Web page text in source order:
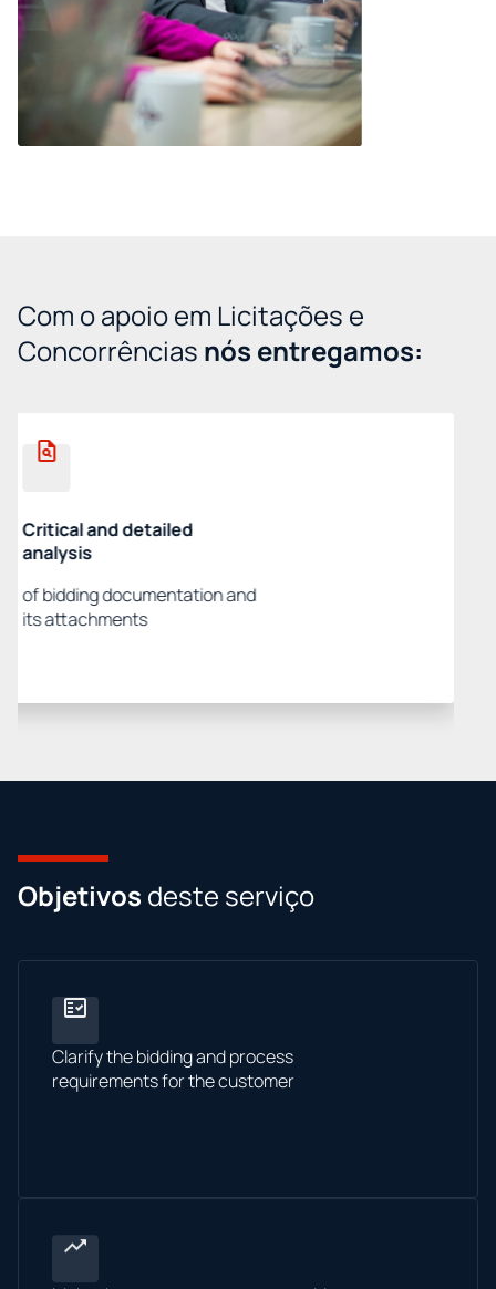
Com o apoio em Licitações e
Concorrências nós entregamos:
Objetivos deste serviço
Clarify the bidding and process
requirements for the customer